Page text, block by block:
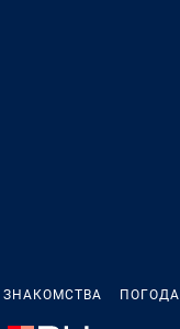
ЗНАКОМСТВА ПОГОДА